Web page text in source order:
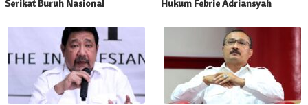
Serikat Buruh Nasional
Hukum Febrie Adriansyah